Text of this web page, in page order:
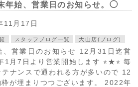
年始、営業日のお知らせ。◯
11月17日
スタッフブログ一覧 大山店(ブログ)
、営業日のお知らせ 12月31日迄営
1月7日より営業開始します ⭐︎★⭐︎ 毎
テナンスで通われる方が多いので 12
枠が埋まりつつございます。 2022年